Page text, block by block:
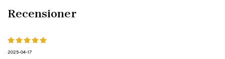
Recensioner
2025-04-17